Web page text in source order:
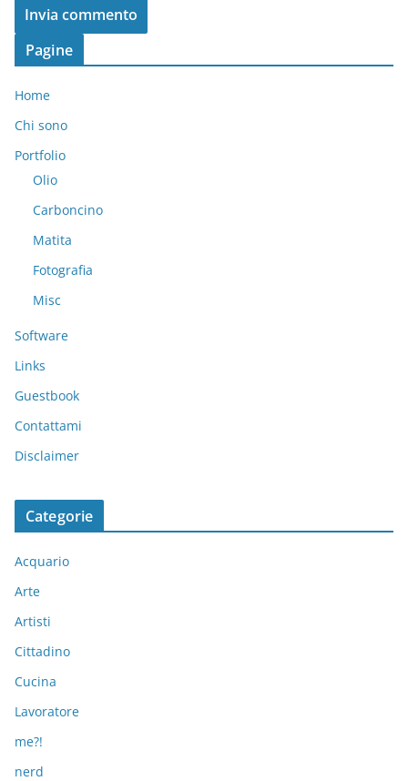
Pagine
Home
Chi sono
Portfolio
Olio
Carboncino
Matita
Fotografia
Misc
Software
Links
Guestbook
Contattami
Disclaimer
Categorie
Acquario
Arte
Artisti
Cittadino
Cucina
Lavoratore
me?!
nerd